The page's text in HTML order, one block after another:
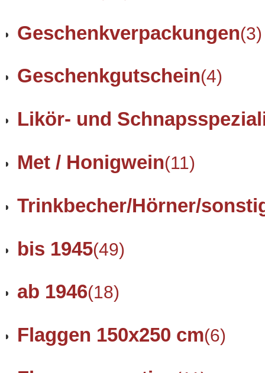
Geschenkverpackungen(3)
Geschenkgutschein(4)
Likör- und
Met / Honigwein(11)
Trinkbecher/Hörner/
bis 1945(49)
ab 1946(18)
Flaggen 150x250 cm(6)